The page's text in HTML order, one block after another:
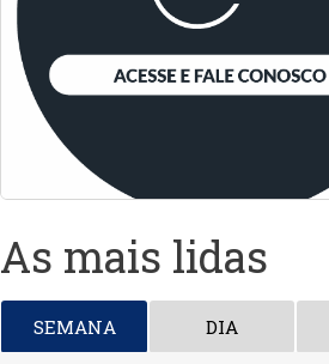
As mais lidas
SEMANA DIA